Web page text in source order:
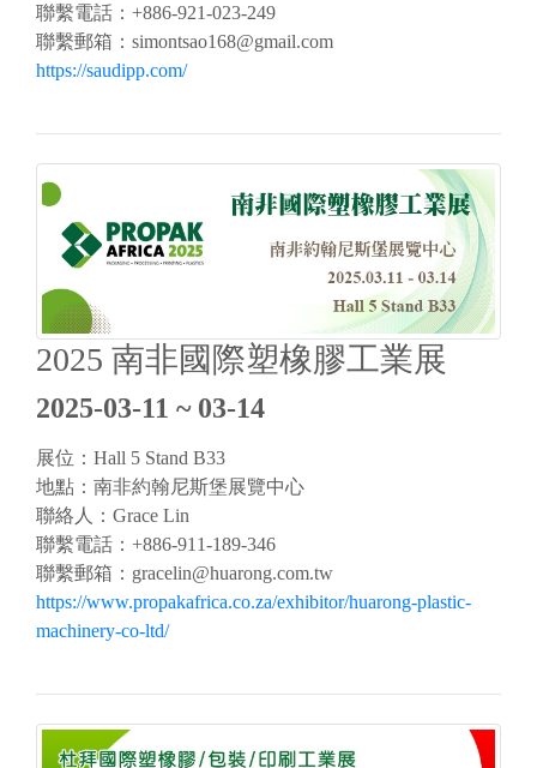
聯繫電話：+886-921-023-249
聯繫郵箱： simontsao168@gmail.com
https://saudipp.com/
2025 南非國際塑橡膠工業展
2025-03-11 ~ 03-14
展位：Hall 5 Stand B33
地點：南非約翰尼斯堡展覽中心
聯絡人：Grace Lin
聯繫電話：+886-911-189-346
聯繫郵箱： gracelin@huarong.com.tw
https://www.propakafrica.co.za/exhibitor/huarong-plastic-
machinery-co-ltd/